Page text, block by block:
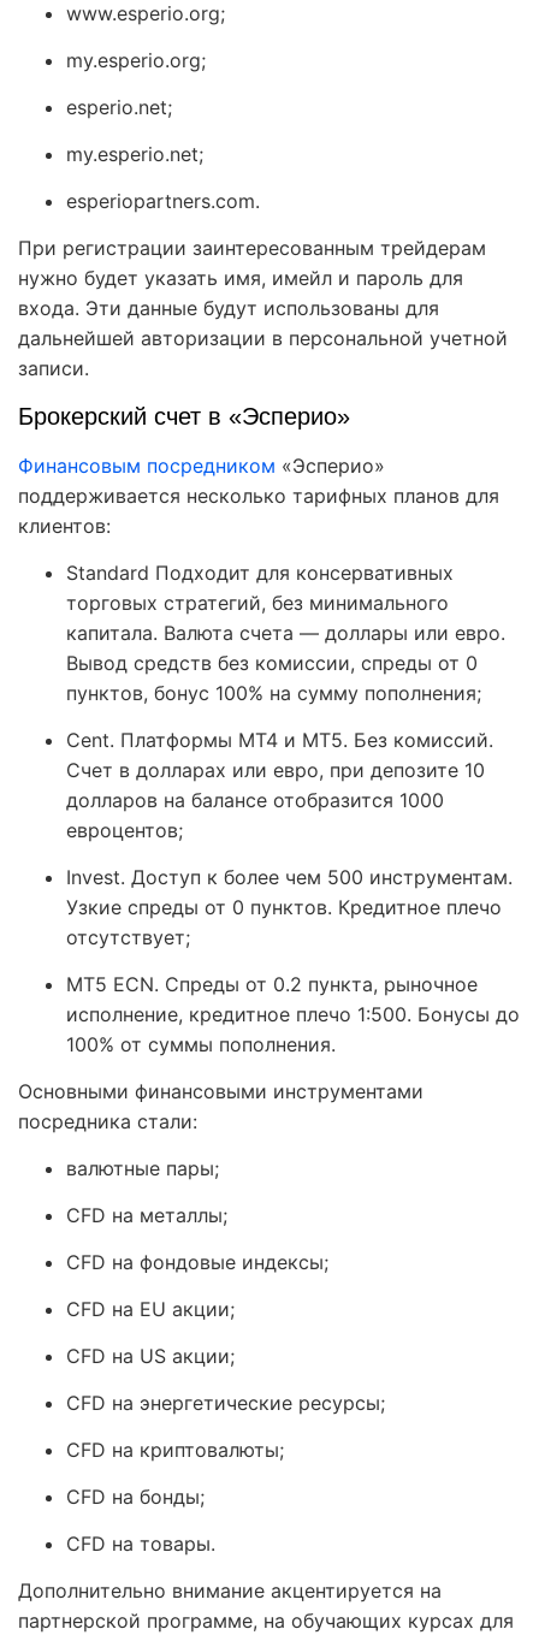
www.esperio.org;
my.esperio.org;
esperio.net;
my.esperio.net;
esperiopartners.com.
При регистрации заинтересованным трейдерам
нужно будет указать имя, имейл и пароль для
входа. Эти данные будут использованы для
дальнейшей авторизации в персональной учетной
записи.
Брокерский счет в «Эсперио»
Финансовым посредником «Эсперио»
поддерживается несколько тарифных планов для
клиентов:
Standard Подходит для консервативных
торговых стратегий, без минимального
капитала. Валюта счета — доллары или евро.
Вывод средств без комиссии, спреды от 0
пунктов, бонус 100% на сумму пополнения;
Cent. Платформы МТ4 и МТ5. Без комиссий.
Счет в долларах или евро, при депозите 10
долларов на балансе отобразится 1000
евроцентов;
Invest. Доступ к более чем 500 инструментам.
Узкие спреды от 0 пунктов. Кредитное плечо
отсутствует;
MT5 ECN. Спреды от 0.2 пункта, рыночное
исполнение, кредитное плечо 1:500. Бонусы до
100% от суммы пополнения.
Основными финансовыми инструментами
посредника стали:
валютные пары;
CFD на металлы;
CFD на фондовые индексы;
CFD на EU акции;
CFD на US акции;
CFD на энергетические ресурсы;
CFD на криптовалюты;
CFD на бонды;
CFD на товары.
Дополнительно внимание акцентируется на
партнерской программе, на обучающих курсах для